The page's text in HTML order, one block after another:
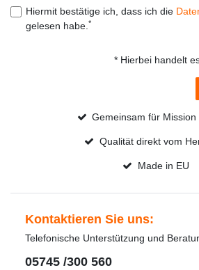
Hiermit bestätige ich, dass ich die
gelesen habe.*
* Hierbei handelt
Gemeinsam für Mission
Qualität direkt vom
Made in EU
Kontaktieren Sie uns:
Telefonische Unterstützung und
05745 /300 560